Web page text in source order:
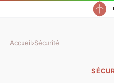
Accueil›Sécurité